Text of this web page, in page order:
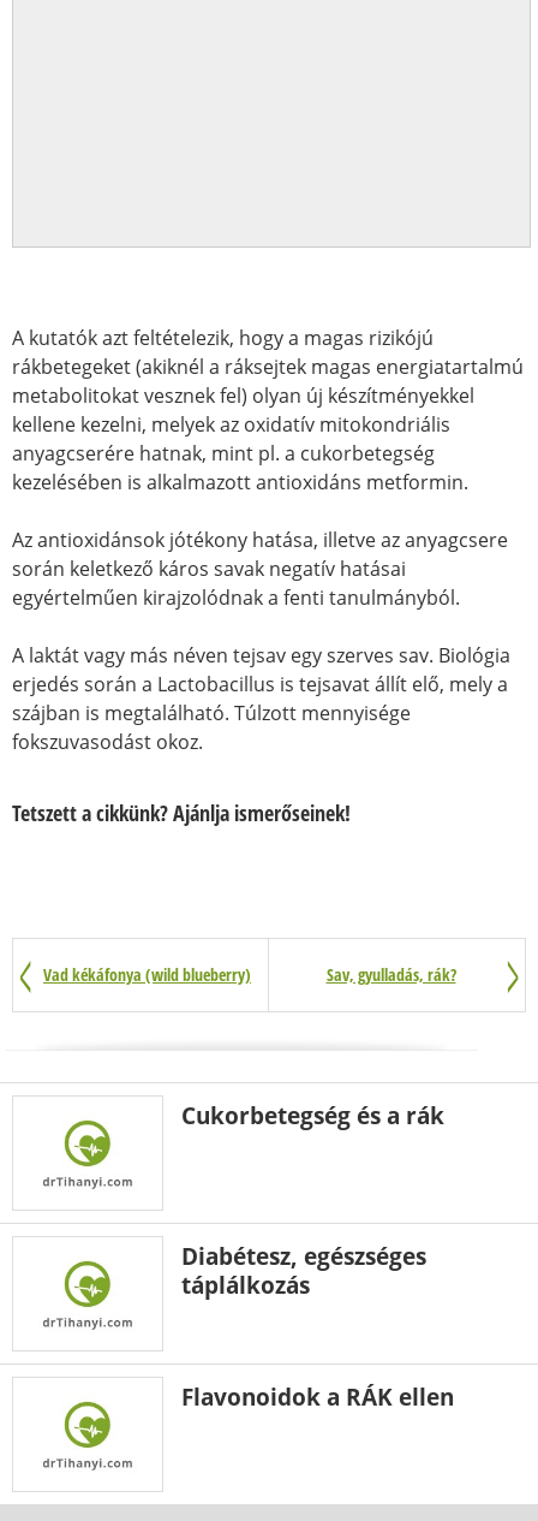
A kutatók azt feltételezik, hogy a magas rizikójú
rákbetegeket (akiknél a ráksejtek magas energiatartalmú
metabolitokat vesznek fel) olyan új készítményekkel
kellene kezelni, melyek az oxidatív mitokondriális
anyagcserére hatnak, mint pl. a cukorbetegség
kezelésében is alkalmazott antioxidáns metformin.
Az antioxidánsok jótékony hatása, illetve az anyagcsere
során keletkező káros savak negatív hatásai
egyértelműen kirajzolódnak a fenti tanulmányból.
A laktát vagy más néven tejsav egy szerves sav. Biológia
erjedés során a Lactobacillus is tejsavat állít elő, mely a
szájban is megtalálható. Túlzott mennyisége
fokszuvasodást okoz.
Tetszett a cikkünk? Ajánlja ismerőseinek!
Vad kékáfonya (wild blueberry) Sav, gyulladás, rák?
Cukorbetegség és a rák
Diabétesz, egészséges
táplálkozás
Flavonoidok a RÁK ellen